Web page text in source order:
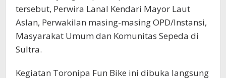
tersebut, Perwira Lanal Kendari Mayor Laut
Aslan, Perwakilan masing-masing OPD/Instansi,
Masyarakat Umum dan Komunitas Sepeda di
Sultra.
Kegiatan Toronipa Fun Bike ini dibuka langsung